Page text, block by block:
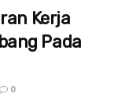
Kerja
Pada
0